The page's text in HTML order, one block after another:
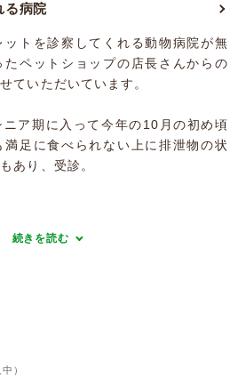
る病院
トを診察してくれる動物病院が無
たペットショップの店長さんからの
ていただいています。
ア期に入って今年の10月の初め頃
足に食べられない上に排泄物の状
あり、受診。
続きを読む
中）